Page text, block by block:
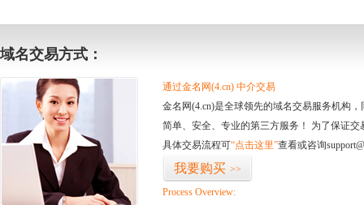
域名交易方式：
通过金名网(4.cn) 中介交易
金名网(4.cn)是全球领先的域名交易服务机构
简单、安全、专业的第三方服务！ 为了保证
具体交易流程可“点击这里”查看或咨询
我要购买 >>
Process Overview: